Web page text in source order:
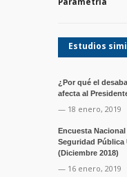
Estudios
¿Por qué el
afecta al
— 18 enero, 2019
Encuesta Nacional
Seguridad Pública
(Diciembre 2018)
— 16 enero, 2019